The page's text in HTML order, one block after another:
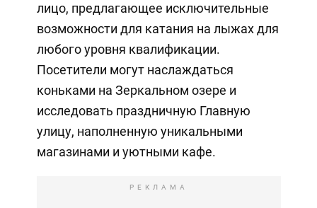
лицо, предлагающее исключительные
возможности для катания на лыжах для
любого уровня квалификации.
Посетители могут наслаждаться
коньками на Зеркальном озере и
исследовать праздничную Главную
улицу, наполненную уникальными
магазинами и уютными кафе.
РЕКЛАМА